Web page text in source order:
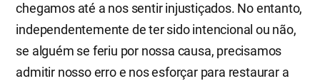
chegamos até a nos sentir injustiçados. No entanto,
independentemente de ter sido intencional ou não,
se alguém se feriu por nossa causa, precisamos
admitir nosso erro e nos esforçar para restaurar a